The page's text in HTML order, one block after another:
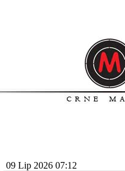
09 Lip 2026 07:12